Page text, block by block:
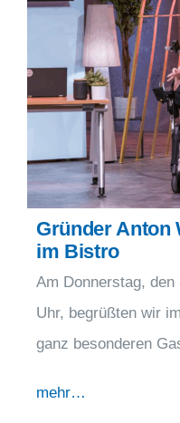
Gründer Anton
im Bistro
Am Donnerstag,
Uhr, begrüßten wir
ganz besonderen
mehr…